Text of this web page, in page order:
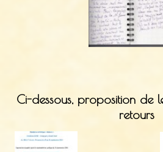
Ci-dessous, proposition de
retours